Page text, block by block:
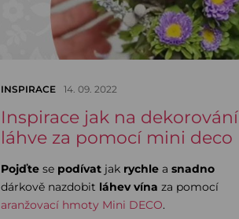
INSPIRACE 14. 09. 2022
Inspirace jak na dekorování
láhve za pomocí mini deco
Pojďte se podívat jak rychle a snadno
dárkově nazdobit láhev vína za pomocí
aranžovací hmoty Mini DECO.